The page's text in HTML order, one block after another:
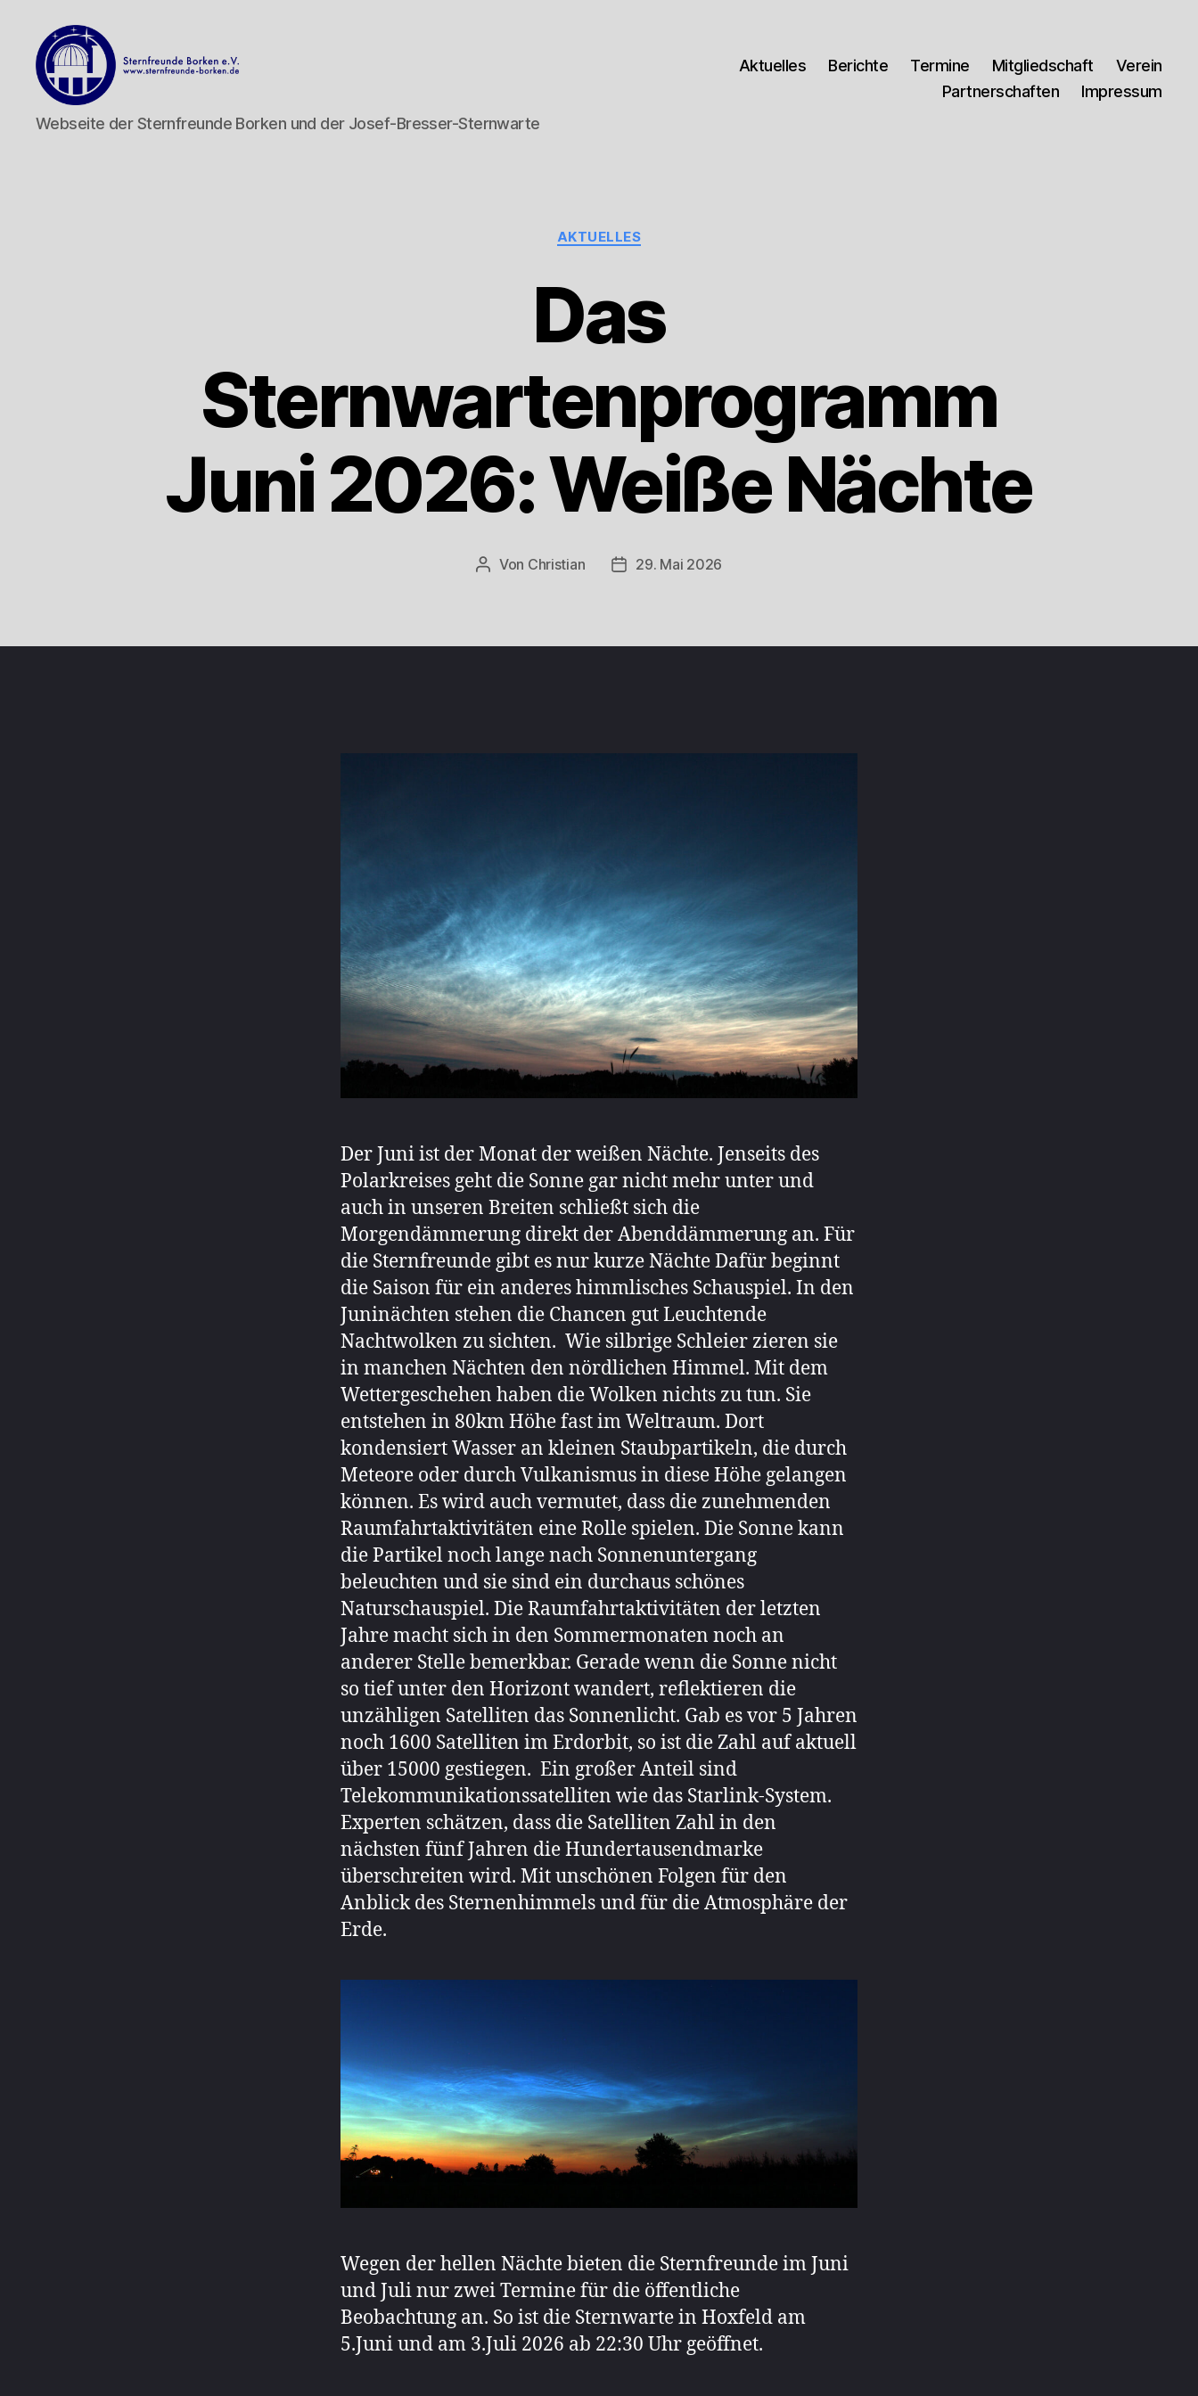
Sternfreunde
Borken
Webseite der Sternfreunde Borken und der Josef-Bresser-Sternwarte
Aktuelles Berichte Termine Mitgliedschaft
Verein
Partnerschaften
Impressum
Kategorien
AKTUELLES
Das
Sternwartenprogramm
Juni 2026: Weiße Nächte
Beitragsautor
Von Christian Beitragsdatum
29. Mai 2026
Der Juni ist der Monat der weißen Nächte. Jenseits des
Polarkreises geht die Sonne gar nicht mehr unter und
auch in unseren Breiten schließt sich die
Morgendämmerung direkt der Abenddämmerung an. Für
die Sternfreunde gibt es nur kurze Nächte Dafür beginnt
die Saison für ein anderes himmlisches Schauspiel. In den
Juninächten stehen die Chancen gut Leuchtende
Nachtwolken zu sichten. Wie silbrige Schleier zieren sie
in manchen Nächten den nördlichen Himmel. Mit dem
Wettergeschehen haben die Wolken nichts zu tun. Sie
entstehen in 80km Höhe fast im Weltraum. Dort
kondensiert Wasser an kleinen Staubpartikeln, die durch
Meteore oder durch Vulkanismus in diese Höhe gelangen
können. Es wird auch vermutet, dass die zunehmenden
Raumfahrtaktivitäten eine Rolle spielen. Die Sonne kann
die Partikel noch lange nach Sonnenuntergang
beleuchten und sie sind ein durchaus schönes
Naturschauspiel. Die Raumfahrtaktivitäten der letzten
Jahre macht sich in den Sommermonaten noch an
anderer Stelle bemerkbar. Gerade wenn die Sonne nicht
so tief unter den Horizont wandert, reflektieren die
unzähligen Satelliten das Sonnenlicht. Gab es vor 5 Jahren
noch 1600 Satelliten im Erdorbit, so ist die Zahl auf aktuell
über 15000 gestiegen. Ein großer Anteil sind
Telekommunikationssatelliten wie das Starlink-System.
Experten schätzen, dass die Satelliten Zahl in den
nächsten fünf Jahren die Hundertausendmarke
überschreiten wird. Mit unschönen Folgen für den
Anblick des Sternenhimmels und für die Atmosphäre der
Erde.
Wegen der hellen Nächte bieten die Sternfreunde im Juni
und Juli nur zwei Termine für die öffentliche
Beobachtung an. So ist die Sternwarte in Hoxfeld am
5.Juni und am 3.Juli 2026 ab 22:30 Uhr geöffnet.